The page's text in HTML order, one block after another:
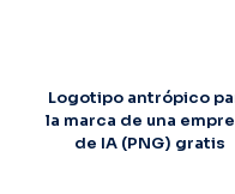
Logotipo antrópico
la marca de una
de IA (PNG) gratis